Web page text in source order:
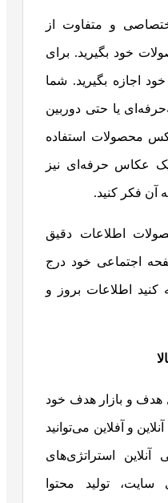
و متفاوت از
خود بگیرید. برای
خود اجازه بگیرید. شما
یا حتی دوربین
محصولات استفاده
یک عکاس حرفه‌ای نیز
آن فکر کنید.
اطلاعات دقیق
اجتماعی خود درج
کنید اطلاعات بروز و
هدف و بازار هدف خود
و آفلاین می‌توانید
آنلاین استراتژی‌های
سایت، تولید محتوا